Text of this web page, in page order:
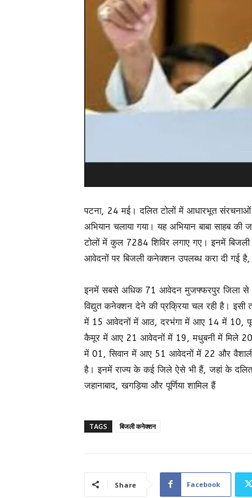
पटना, 24 मई। दलित टोलों में आधारभूत
अभियान चलाया गया। यह अभियान बाबा
टोलों में कुल 7284 शिविर लगाए गए। इनमें
आवेदनों पर बिजली कनेक्शन उपलब्ध करा दी गई
इनमें सबसे अधिक 71 आवेदन मुजफ्फरपुर जिला से
विद्युत कनेक्शन देने की प्रक्रिया चल रही है।
में 15 आवेदनों में आठ, दरभंगा में आए 14 में 10,
कैमूर में आए 21 आवेदनों में 19, मधुबनी में मिले
में 01, सिवान में आए 51 आवेदनों में 22 और
है। इनमें राज्य के कई जिले ऐसे भी हैं, जहां के
जहानाबाद, खगड़िया और पूर्णिया शामिल हैं
TAGS बिजली कनेक्शन
Share Facebook